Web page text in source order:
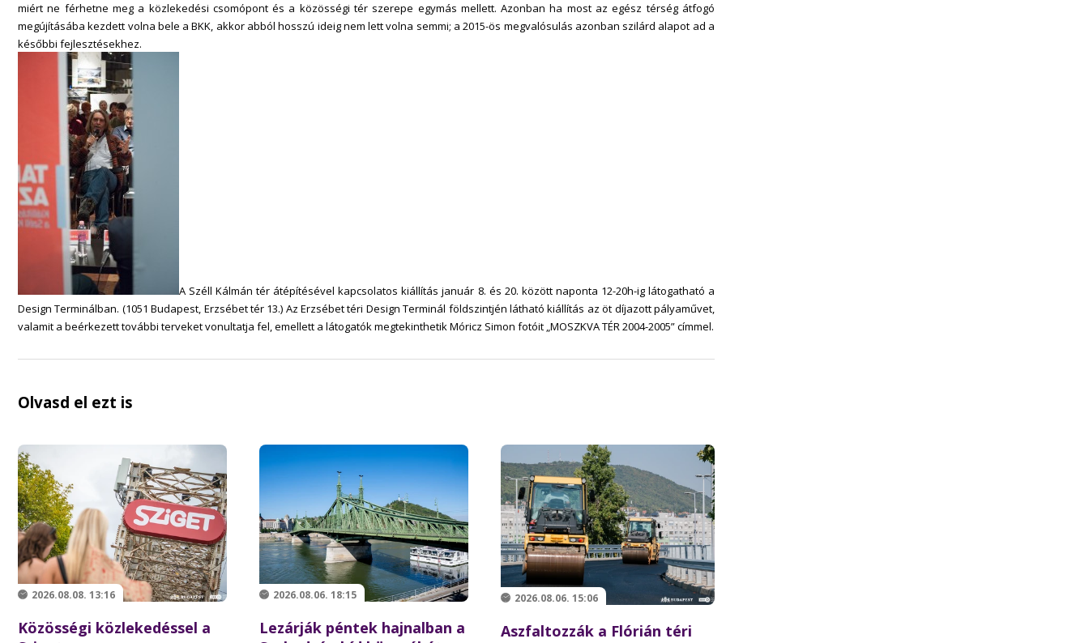
miért ne férhetne meg a közlekedési csomópont és a közösségi tér szerepe egymás mellett. Azonban ha most az egész térség átfogó
megújításába kezdett volna bele a BKK, akkor abból hosszú ideig nem lett volna semmi; a 2015-ös megvalósulás azonban szilárd alapot ad a
későbbi fejlesztésekhez.
A Széll Kálmán tér átépítésével kapcsolatos kiállítás január 8. és 20. között naponta 12-20h-ig látogatható a
Design Terminálban. (1051 Budapest, Erzsébet tér 13.) Az Erzsébet téri Design Terminál földszintjén látható kiállítás az öt díjazott pályaművet,
valamit a beérkezett további terveket vonultatja fel, emellett a látogatók megtekinthetik Móricz Simon fotóit „MOSZKVA TÉR 2004-2005” címmel.
Olvasd el ezt is
2026.08.08. 13:16
Közösségi közlekedéssel a
2026.08.06. 18:15
Lezárják péntek hajnalban a
2026.08.06. 15:06
Aszfaltozzák a Flórián téri